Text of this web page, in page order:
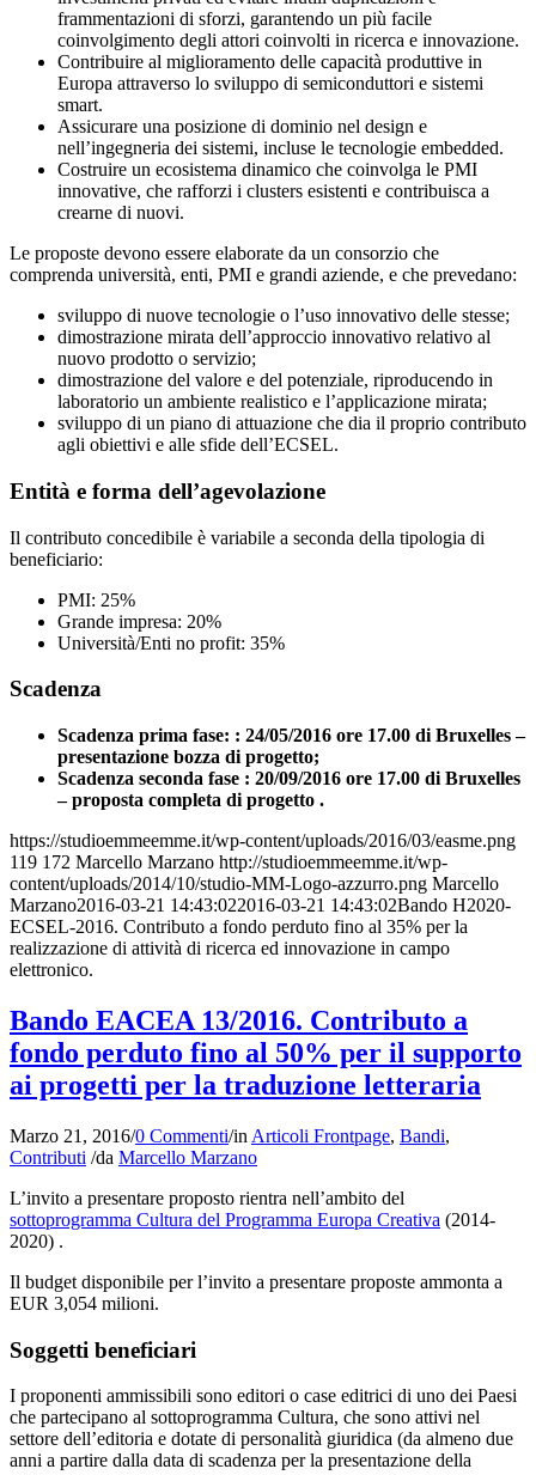
frammentazioni di sforzi, garantendo un più facile
coinvolgimento degli attori coinvolti in ricerca e innovazione.
Contribuire al miglioramento delle capacità produttive in
Europa attraverso lo sviluppo di semiconduttori e sistemi
smart.
Assicurare una posizione di dominio nel design e
nell’ingegneria dei sistemi, incluse le tecnologie embedded.
Costruire un ecosistema dinamico che coinvolga le PMI
innovative, che rafforzi i clusters esistenti e contribuisca a
crearne di nuovi.
Le proposte devono essere elaborate da un consorzio che
comprenda università, enti, PMI e grandi aziende, e che prevedano:
sviluppo di nuove tecnologie o l’uso innovativo delle stesse;
dimostrazione mirata dell’approccio innovativo relativo al
nuovo prodotto o servizio;
dimostrazione del valore e del potenziale, riproducendo in
laboratorio un ambiente realistico e l’applicazione mirata;
sviluppo di un piano di attuazione che dia il proprio contributo
agli obiettivi e alle sfide dell’ECSEL.
Entità e forma dell’agevolazione
Il contributo concedibile è variabile a seconda della tipologia di
beneficiario:
PMI: 25%
Grande impresa: 20%
Università/Enti no profit: 35%
Scadenza
Scadenza prima fase: : 24/05/2016 ore 17.00 di Bruxelles –
presentazione bozza di progetto;
Scadenza seconda fase : 20/09/2016 ore 17.00 di Bruxelles
– proposta completa di progetto .
https://studioemmeemme.it/wp-content/uploads/2016/03/easme.png
119 172 Marcello Marzano http://studioemmeemme.it/wp-
content/uploads/2014/10/studio-MM-Logo-azzurro.png Marcello
Marzano2016-03-21 14:43:022016-03-21 14:43:02Bando H2020-
ECSEL-2016. Contributo a fondo perduto fino al 35% per la
realizzazione di attività di ricerca ed innovazione in campo
elettronico.
Bando EACEA 13/2016. Contributo a
fondo perduto fino al 50% per il supporto
ai progetti per la traduzione letteraria
Marzo 21, 2016/0 Commenti/in Articoli Frontpage, Bandi,
Contributi /da Marcello Marzano
L’invito a presentare proposto rientra nell’ambito del
sottoprogramma Cultura del Programma Europa Creativa (2014-
2020) .
Il budget disponibile per l’invito a presentare proposte ammonta a
EUR 3,054 milioni.
Soggetti beneficiari
I proponenti ammissibili sono editori o case editrici di uno dei Paesi
che partecipano al sottoprogramma Cultura, che sono attivi nel
settore dell’editoria e dotate di personalità giuridica (da almeno due
anni a partire dalla data di scadenza per la presentazione della